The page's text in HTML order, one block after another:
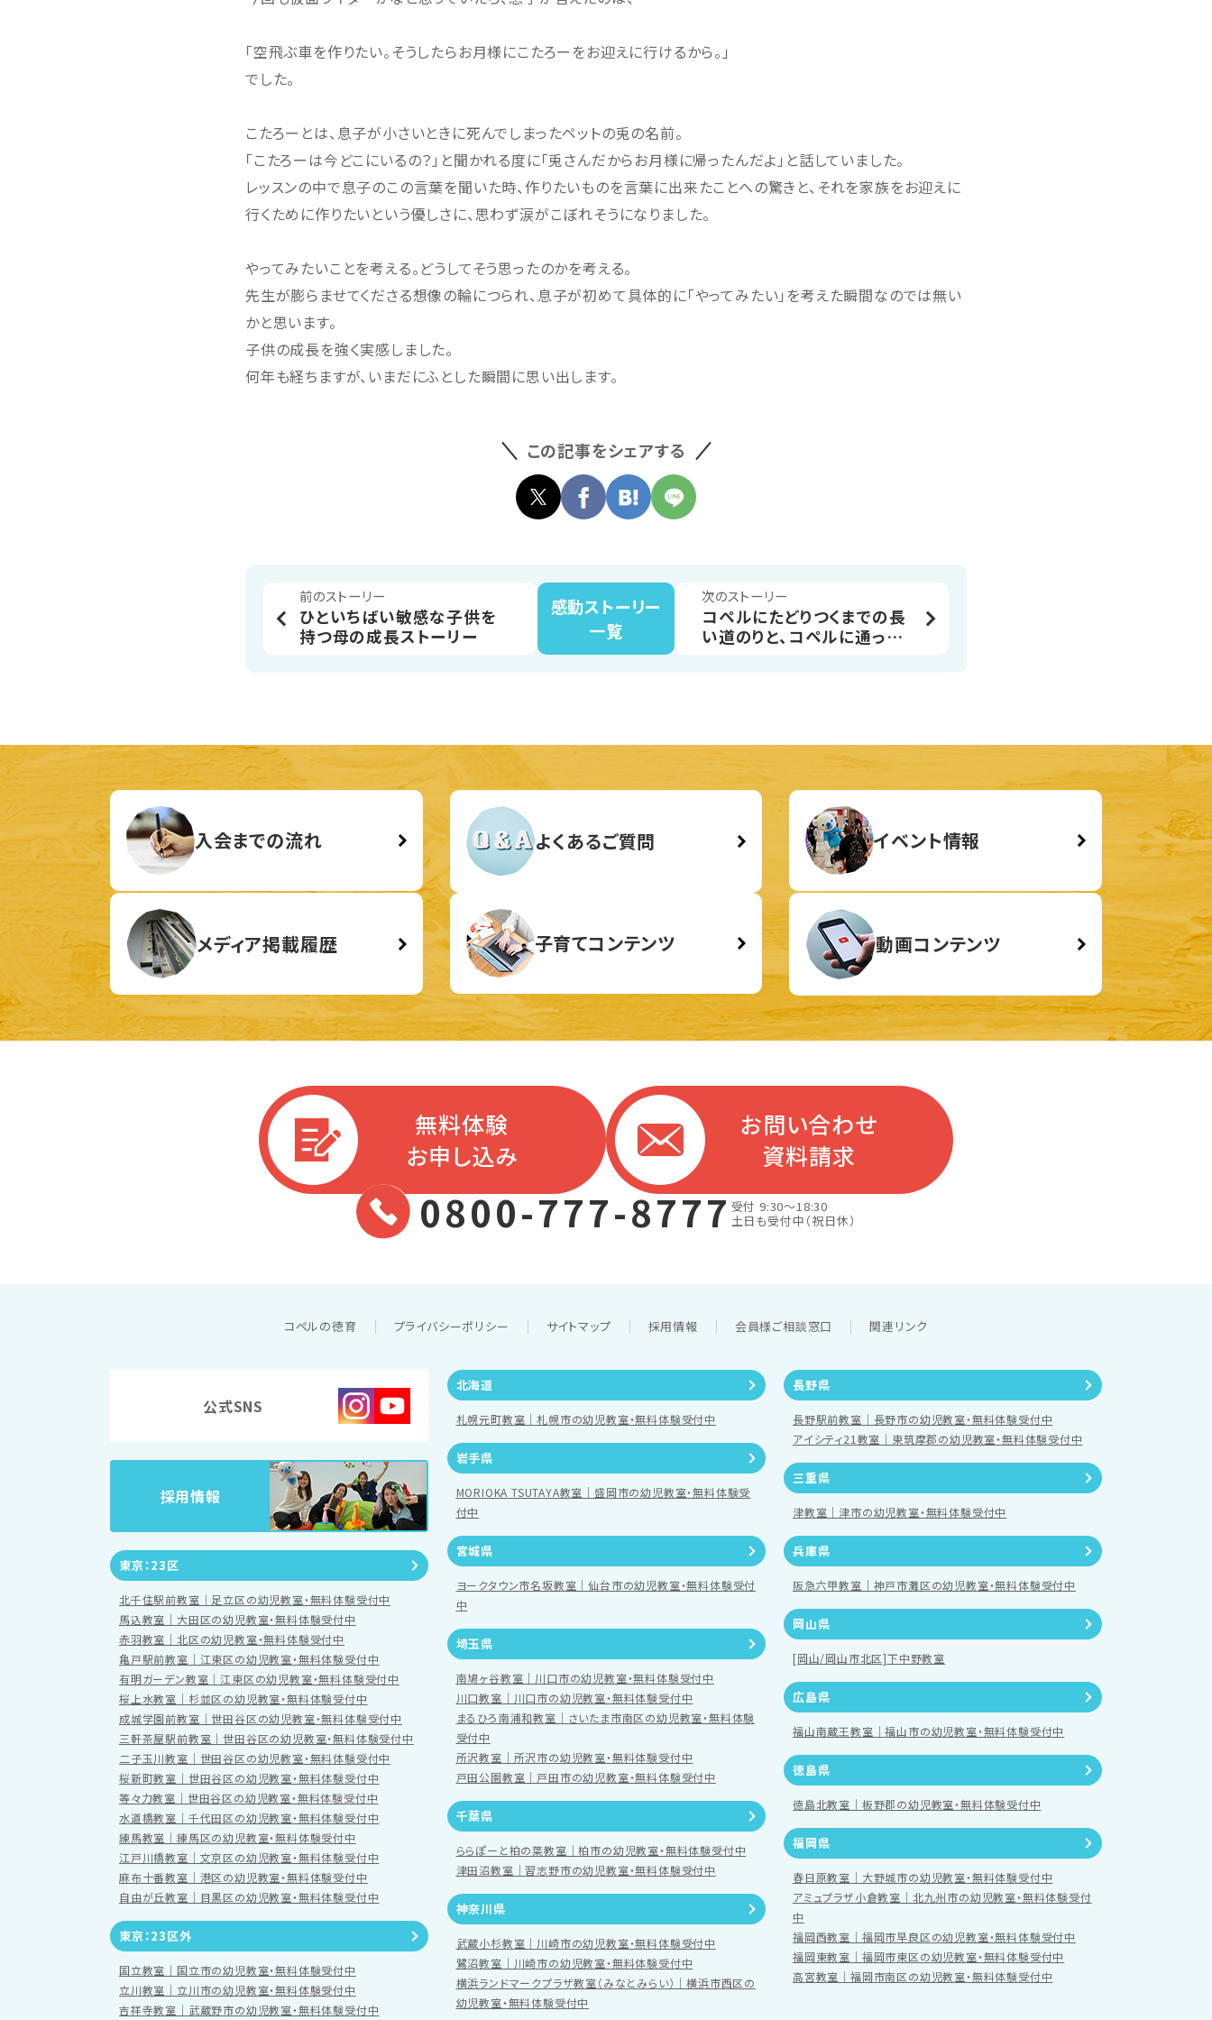
「空飛ぶ車を作りたい。そうしたらお月様にこたろーをお迎えに行けるから。」
でした。
こたろーとは、息子が小さいときに死んでしまったペットの兎の名前。
「こたろーは今どこにいるの？」と聞かれる度に「兎さんだからお月様に帰ったんだよ」と話していました。
レッスンの中で息子のこの言葉を聞いた時、作りたいものを言葉に出来たことへの驚きと、それを家族をお迎えに
行くために作りたいという優しさに、思わず涙がこぼれそうになりました。
やってみたいことを考える。どうしてそう思ったのかを考える。
先生が膨らませてくださる想像の輪につられ、息子が初めて具体的に「やってみたい」を考えた瞬間なのでは無い
かと思います。
子供の成長を強く実感しました。
何年も経ちますが、いまだにふとした瞬間に思い出します。
この記事をシェアする
前のストーリー
ひといちばい敏感な子供を
持つ母の成長ストーリー
感動ストーリー
一覧
次のストーリー
コペルにたどりつくまでの長
い道のりと、コペルに通って
入会までの流れ よくあるご質問 イベント情報
メディア掲載履歴 子育てコンテンツ 動画コンテンツ
無料体験
お申し込み
お問い合わせ
資料請求
0800-777-8777受付 9:30～18:30
土日も受付中（祝日休）
コペルの徳育 プライバシーポリシー サイトマップ 採用情報 会員様ご相談窓口 関連リンク
公式SNS
採用情報
東京：23区
北千住駅前教室｜足立区の幼児教室・無料体験受付中
馬込教室｜大田区の幼児教室・無料体験受付中
赤羽教室｜北区の幼児教室・無料体験受付中
亀戸駅前教室｜江東区の幼児教室・無料体験受付中
有明ガーデン教室｜江東区の幼児教室・無料体験受付中
桜上水教室｜杉並区の幼児教室・無料体験受付中
成城学園前教室｜世田谷区の幼児教室・無料体験受付中
三軒茶屋駅前教室｜世田谷区の幼児教室・無料体験受付中
二子玉川教室｜世田谷区の幼児教室・無料体験受付中
桜新町教室｜世田谷区の幼児教室・無料体験受付中
等々力教室｜世田谷区の幼児教室・無料体験受付中
水道橋教室｜千代田区の幼児教室・無料体験受付中
練馬教室｜練馬区の幼児教室・無料体験受付中
江戸川橋教室｜文京区の幼児教室・無料体験受付中
麻布十番教室｜港区の幼児教室・無料体験受付中
自由が丘教室｜目黒区の幼児教室・無料体験受付中
東京：23区外
国立教室｜国立市の幼児教室・無料体験受付中
立川教室｜立川市の幼児教室・無料体験受付中
吉祥寺教室｜武蔵野市の幼児教室・無料体験受付中
北海道
札幌元町教室｜札幌市の幼児教室・無料体験受付中
岩手県
MORIOKA TSUTAYA教室｜盛岡市の幼児教室・無料体験受
付中
宮城県
ヨークタウン市名坂教室｜仙台市の幼児教室・無料体験受付
中
埼玉県
南鳩ヶ谷教室｜川口市の幼児教室・無料体験受付中
川口教室｜川口市の幼児教室・無料体験受付中
まるひろ南浦和教室｜さいたま市南区の幼児教室・無料体験
受付中
所沢教室｜所沢市の幼児教室・無料体験受付中
戸田公園教室｜戸田市の幼児教室・無料体験受付中
千葉県
ららぽーと柏の葉教室｜柏市の幼児教室・無料体験受付中
津田沼教室｜習志野市の幼児教室・無料体験受付中
神奈川県
武蔵小杉教室｜川崎市の幼児教室・無料体験受付中
鷺沼教室｜川崎市の幼児教室・無料体験受付中
横浜ランドマークプラザ教室（みなとみらい）｜横浜市西区の
幼児教室・無料体験受付中
長野県
長野駅前教室｜長野市の幼児教室・無料体験受付中
アイシティ21教室｜東筑摩郡の幼児教室・無料体験受付中
三重県
津教室｜津市の幼児教室・無料体験受付中
兵庫県
阪急六甲教室｜神戸市灘区の幼児教室・無料体験受付中
岡山県
[岡山/岡山市北区]下中野教室
広島県
福山南蔵王教室｜福山市の幼児教室・無料体験受付中
徳島県
徳島北教室｜板野郡の幼児教室・無料体験受付中
福岡県
春日原教室｜大野城市の幼児教室・無料体験受付中
アミュプラザ小倉教室｜北九州市の幼児教室・無料体験受付
中
福岡西教室｜福岡市早良区の幼児教室・無料体験受付中
福岡東教室｜福岡市東区の幼児教室・無料体験受付中
高宮教室｜福岡市南区の幼児教室・無料体験受付中